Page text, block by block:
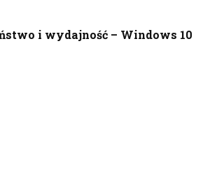
i wydajność – Windows 10